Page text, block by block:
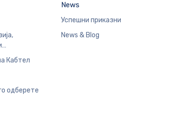
Кабтел
одберете
News
Успешни приказни
News & Blog